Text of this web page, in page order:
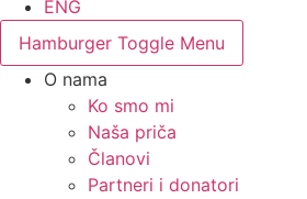
ENG
Hamburger Toggle Menu
O nama
Ko smo mi
Naša priča
Članovi
Partneri i donatori